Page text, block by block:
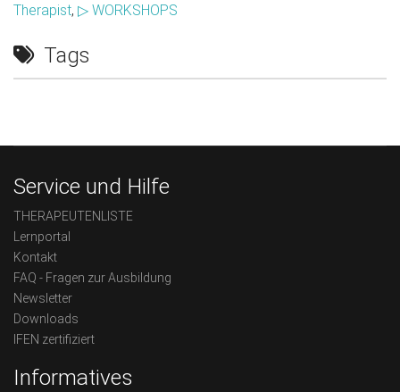
Therapist, ▷ WORKSHOPS
Tags
Service und Hilfe
THERAPEUTENLISTE
Lernportal
Kontakt
FAQ - Fragen zur Ausbildung
Newsletter
Downloads
IFEN zertifiziert
Informatives